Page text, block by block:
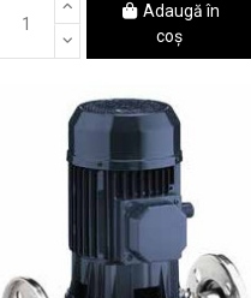
Adaugă în
coș